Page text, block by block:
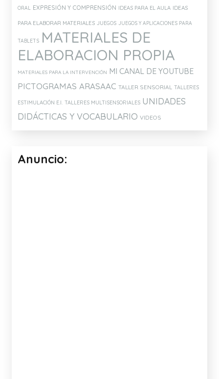
ORAL EXPRESIÓN Y COMPRENSIÓN IDEAS PARA EL AULA IDEAS
PARA ELABORAR MATERIALES JUEGOS JUEGOS Y APLICACIONES PARA
TABLETS MATERIALES DE
ELABORACION PROPIA
MATERIALES PARA LA INTERVENCIÓN MI CANAL DE YOUTUBE
PICTOGRAMAS ARASAAC TALLER SENSORIAL TALLERES
ESTIMULACIÓN E.I. TALLERES MULTISENSORIALES UNIDADES
DIDÁCTICAS Y VOCABULARIO VIDEOS
Anuncio: